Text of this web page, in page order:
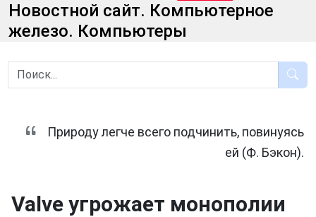
Новостной сайт. Компьютерное
железо. Компьютеры
Природу легче всего подчинить, повинуясь
ей (Ф. Бэкон).
Valve угрожает монополии